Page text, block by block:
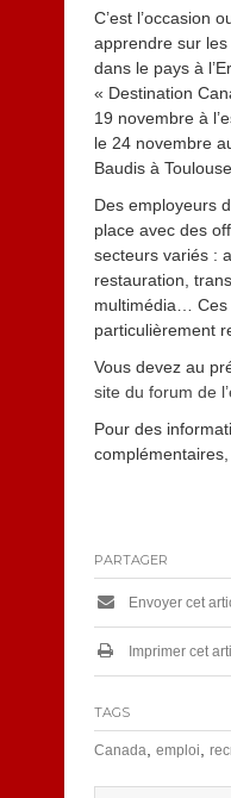
C’est l’occasion
apprendre sur les
dans le pays à
« Destination
19 novembre à
le 24 novembre
Baudis à Toulouse
Des employeurs
place avec des
secteurs variés :
restauration,
multimédia… Ces
particulièrement
Vous devez au
site du forum de
Pour des
complémentaires,
PARTAGER
Envoyer cet
Imprimer cet
TAGS
Canada emploi